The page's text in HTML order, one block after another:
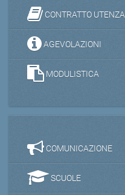
CONTRATTO UTENZA
AGEVOLAZIONI
MODULISTICA
COMUNICAZIONE
SCUOLE